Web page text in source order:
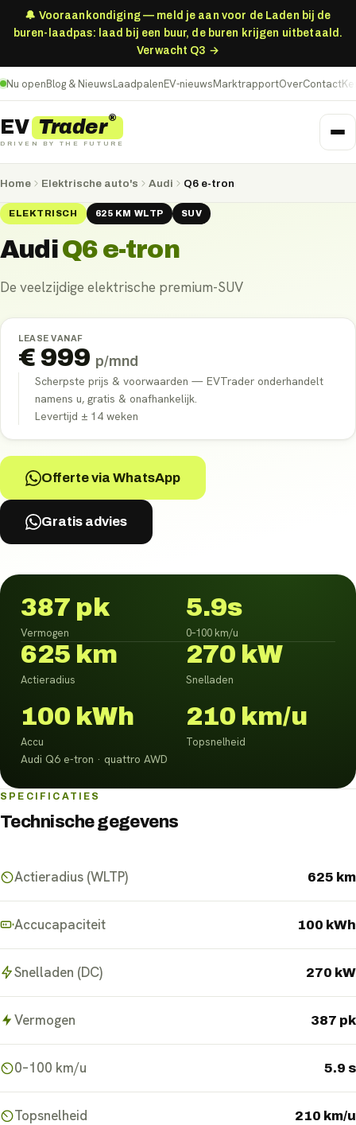
🔔 Vooraankondiging — meld je aan voor de Laden bij de
buren-laadpas: laad bij een buur, de buren krijgen uitbetaald.
Verwacht Q3 →
Nu openBlog & NieuwsLaadpalenEV-nieuwsMarktrapportOverContact
EV Trader®
DRIVEN BY THE FUTURE
Home Elektrische auto's Audi Q6 e-tron
ELEKTRISCH 625 KM WLTP SUV
AudiQ6 e-tron
De veelzijdige elektrische premium-SUV
LEASE VANAF
€ 999 p/mnd
Scherpste prijs & voorwaarden — EVTrader onderhandelt
namens u, gratis & onafhankelijk.
Levertijd ± 14 weken
Offerte via WhatsApp
Gratis advies
387 pk
Vermogen
5.9s
0–100 km/u
625 km
Actieradius
270 kW
Snelladen
100 kWh
Accu
210 km/u
Topsnelheid
Audi Q6 e-tron · quattro AWD
SPECIFICATIES
Technische gegevens
Actieradius (WLTP) 625 km
Accucapaciteit 100 kWh
Snelladen (DC) 270 kW
Vermogen 387 pk
0–100 km/u 5.9 s
Topsnelheid 210 km/u